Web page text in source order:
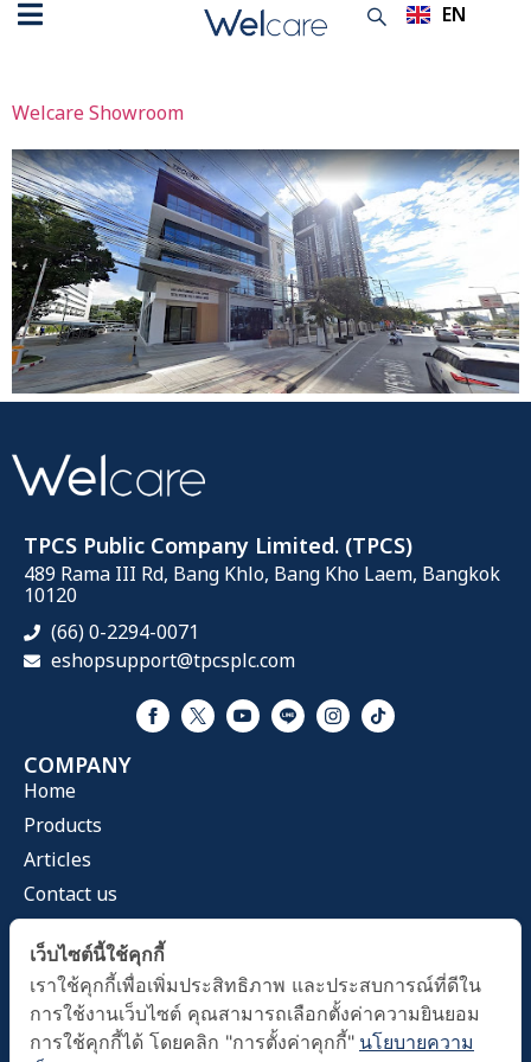
EN
TH
Archives:สาขา
Welcare Showroom
TPCS Public Company Limited. (TPCS)
489 Rama III Rd, Bang Khlo, Bang Kho Laem, Bangkok
10120
(66) 0-2294-0071
eshopsupport@tpcsplc.com
COMPANY
Home
Products
Articles
Contact us
CATEGORIES
Health Mask
Home & Living
Health Care
เว็บไซต์นี้ใช้คุกกี้
เราใช้คุกกี้เพื่อเพิ่มประสิทธิภาพ และประสบการณ์ที่ดีใน
การใช้งานเว็บไซต์ คุณสามารถเลือกตั้งค่าความยินยอม
การใช้คุกกี้ได้ โดยคลิก "การตั้งค่าคุกกี้" นโยบายความ